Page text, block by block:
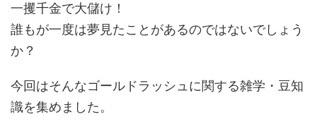
一攫千金で大儲け！
誰もが一度は夢見たことがあるのではないでしょう
か？
今回はそんなゴールドラッシュに関する雑学・豆知
識を集めました。